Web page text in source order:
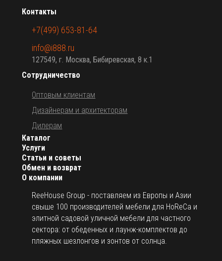
О компании
ReeHouse Group - поставляем из Европы и Азии
свыше 100 производителей мебели для HoReCa и
элитной садовой уличной мебели для частного
сектора: от обеденных и лаунж-комплектов до
пляжных шезлонгов и зонтов от солнца.
Каталог
Услуги
Статьи и советы
Обмен и возврат
Сотрудничество
Оптовым клиентам
Дизайнерам и архитекторам
Дилерам
Контакты
+7(499) 653-81-64
info@i888.ru
127549, г. Москва, Бибиревская, 8 к.1